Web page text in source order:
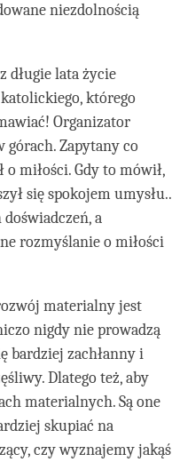
niezdolnością
długie lata życie
którego
Organizator
górach. Zapytany co
miłości. Gdy to mówił,
się spokojem umysłu..
a
rozmyślanie o miłości
materialny jest
nigdy nie prowadzą
bardziej zachłanny i
Dlatego też, aby
materialnych. Są one
skupiać na
czy wyznajemy jakąś